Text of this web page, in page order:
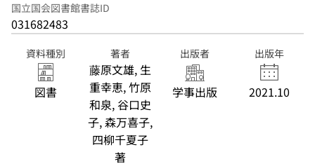
国立国会図書館書誌ID
031682483
資料種別
図書
著者
藤原文雄, 生
重幸恵, 竹原
和泉, 谷口史
子, 森万喜子,
四柳千夏子
著
出版者
学事出版
出版年
2021.10